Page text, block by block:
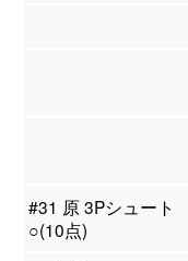
#31 原 3Pシュート
○(10点)